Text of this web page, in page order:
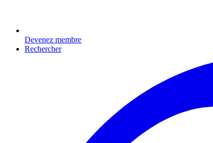
Devenez membre
Rechercher